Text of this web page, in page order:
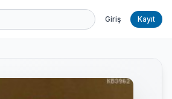
Giriş Kayıt